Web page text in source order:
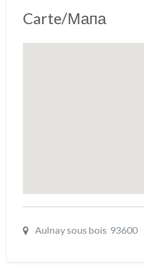
Carte/Мапа
Aulnay sous bois 93600